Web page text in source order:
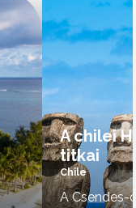
A chilei
titkai
Chile
A Csendes-